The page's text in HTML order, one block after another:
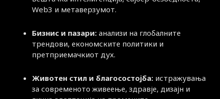
Web3 и метаверзумот.
Бизнис и пазари: анализи на глобалните
трендови, економските политики и
претприемачкиот дух.
Животен стил и благосостојба: истражувања
за современото живеење, здравје, дизајн и